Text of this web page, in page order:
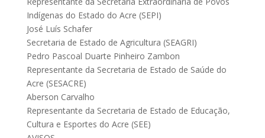
Indígenas do Estado do Acre (SEPI)
José Luís Schafer
Secretaria de Estado de Agricultura (SEAGRI)
Pedro Pascoal Duarte Pinheiro Zambon
Representante da Secretaria de Estado de Saúde do
Acre (SESACRE)
Aberson Carvalho
Representante da Secretaria de Estado de Educação,
Cultura e Esportes do Acre (SEE)